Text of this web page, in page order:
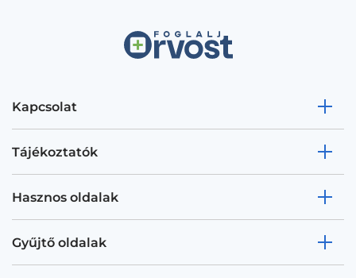
Kapcsolat
Tájékoztatók
Hasznos oldalak
Gyűjtő oldalak